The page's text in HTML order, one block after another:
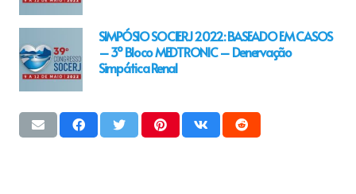
SIMPÓSIO SOCIERJ 2022: BASEADO EM CASOS
– 3º Bloco MEDTRONIC – Denervação
Simpática Renal